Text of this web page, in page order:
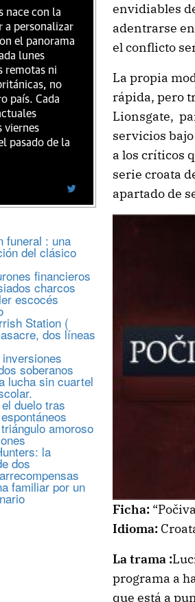
envidiables
adentrarse
el conflicto
La propia
rápida, pero
Lionsgate,
servicios
a los críticos
serie croata
apartado de
Ficha:
Idioma:
La trama :
programa a
que está a
nace con la
a personalizar
el panorama
lunes
remotas ni
no
país. Cada
viernes
pasado de la
funeral : una
del clásico
financieros
charcos
escocés
Station (
dos líneas
soberanos
lucha sin cuartel
duelo tras
amoroso
la
dos
familiar por un